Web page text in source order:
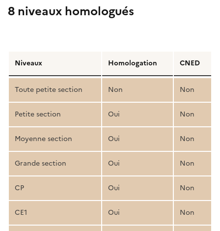
8 niveaux homologués
de
la
structure
pédagogique
Niveaux Homologation CNED
Toute petite section Non Non
Petite section Oui Non
Moyenne section Oui Non
Grande section Oui Non
CP Oui Non
CE1 Oui Non